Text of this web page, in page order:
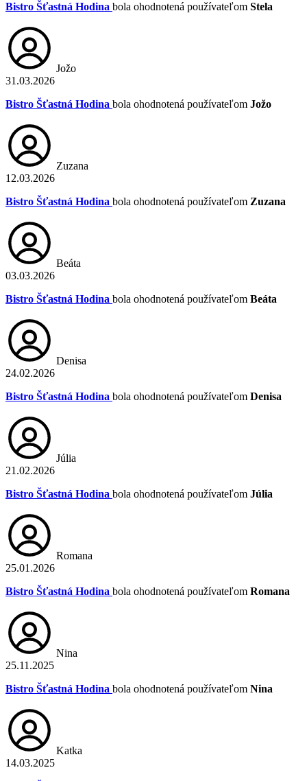
Bistro Šťastná Hodina bola ohodnotená používateľom Stela
Jožo
31.03.2026
Bistro Šťastná Hodina bola ohodnotená používateľom Jožo
Zuzana
12.03.2026
Bistro Šťastná Hodina bola ohodnotená používateľom Zuzana
Beáta
03.03.2026
Bistro Šťastná Hodina bola ohodnotená používateľom Beáta
Denisa
24.02.2026
Bistro Šťastná Hodina bola ohodnotená používateľom Denisa
Júlia
21.02.2026
Bistro Šťastná Hodina bola ohodnotená používateľom Júlia
Romana
25.01.2026
Bistro Šťastná Hodina bola ohodnotená používateľom Romana
Nina
25.11.2025
Bistro Šťastná Hodina bola ohodnotená používateľom Nina
Katka
14.03.2025